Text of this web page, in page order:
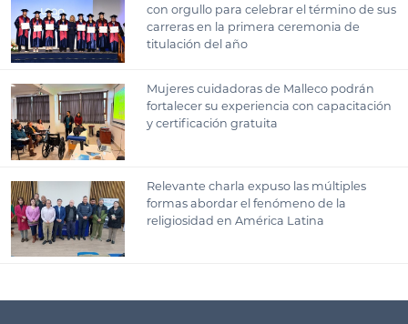
con orgullo para celebrar el término de sus
carreras en la primera ceremonia de
titulación del año
Mujeres cuidadoras de Malleco podrán
fortalecer su experiencia con capacitación
y certificación gratuita
Relevante charla expuso las múltiples
formas abordar el fenómeno de la
religiosidad en América Latina